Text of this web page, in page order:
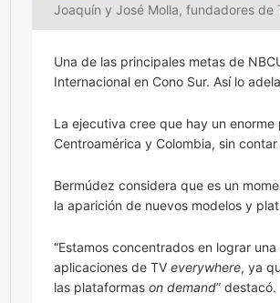
Joaquín y José Molla, fundadores de
Una de las principales metas de
Internacional en Cono Sur. Así lo
La ejecutiva cree que hay un
Centroamérica y Colombia, sin
Bermúdez considera que es un
la aparición de nuevos modelos y
“Estamos concentrados en lograr
aplicaciones de TV everywhere, ya
las plataformas on demand” destacó.